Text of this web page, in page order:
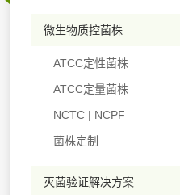
微生物质控菌株
ATCC定性菌株
ATCC定量菌株
NCTC | NCPF
菌株定制
灭菌验证解决方案